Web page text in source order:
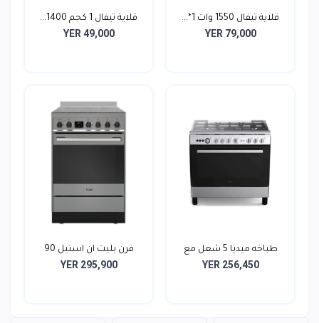
قلاية تيفال 1550 وات 1*...
YER 79,000
قلاية تيفال 1 كجم 1400...
YER 49,000
طباخه ميديا 5 شعل مع
صم...
YER 256,450
فرن بليت ان استيل 90
سم...
YER 295,900